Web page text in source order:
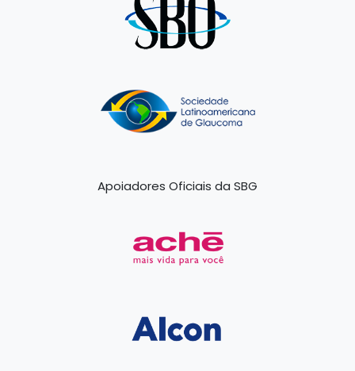
Apoiadores Oficiais da SBG